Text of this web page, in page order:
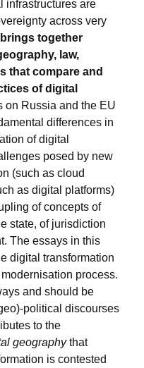
infrastructures are
across very
together
law,
that compare and
of digital
on Russia and the EU
differences in
of digital
posed by new
(such as cloud
as digital platforms)
of concepts of
state, of jurisdiction
The essays in this
digital transformation
process.
and should be
political discourses
to the
geographythat
is contested